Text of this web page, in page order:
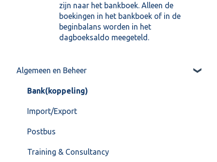
zijn naar het bankboek. Alleen de
boekingen in het bankboek of in de
beginbalans worden in het
dagboeksaldo meegeteld.
Algemeen en Beheer
Bank(koppeling)
Import/Export
Postbus
Training & Consultancy